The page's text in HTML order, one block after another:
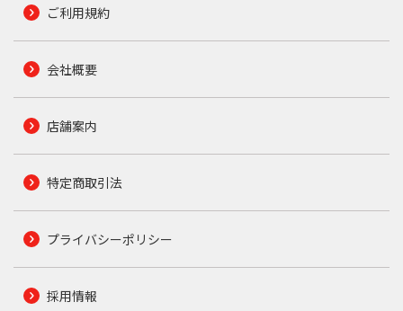
ご利用規約
会社概要
店舗案内
特定商取引法
プライバシーポリシー
採用情報